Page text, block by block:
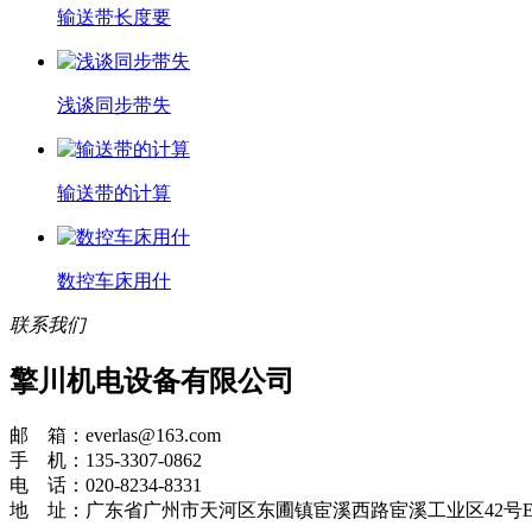
输送带长度要
浅谈同步带失
输送带的计算
数控车床用什
联系我们
擎川机电设备有限公司
邮 箱：everlas@163.com
手 机：135-3307-0862
电 话：020-8234-8331
地 址：广东省广州市天河区东圃镇宦溪西路宦溪工业区42号